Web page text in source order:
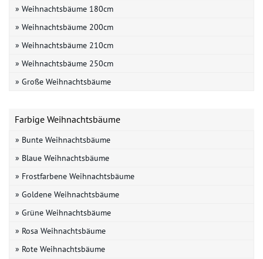
» Weihnachtsbäume 180cm
» Weihnachtsbäume 200cm
» Weihnachtsbäume 210cm
» Weihnachtsbäume 250cm
» Große Weihnachtsbäume
Farbige Weihnachtsbäume
» Bunte Weihnachtsbäume
» Blaue Weihnachtsbäume
» Frostfarbene Weihnachtsbäume
» Goldene Weihnachtsbäume
» Grüne Weihnachtsbäume
» Rosa Weihnachtsbäume
» Rote Weihnachtsbäume